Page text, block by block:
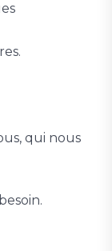
qui nous